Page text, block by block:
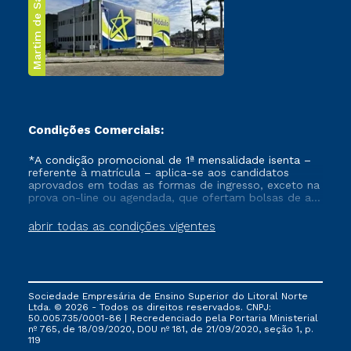
Martim de Sá
Condições Comerciais:
abrir todas as condições vigentes
*A condição promocional de 1ª mensalidade isenta –
referente à matrícula – aplica-se aos candidatos
aprovados em todas as formas de ingresso, exceto na
prova on-line ou agendada, que ofertam bolsas de até
vigente, que ainda não tenham efetivado e/ou não
tenham cancelado ou trancado sua matrícula em uma
via FIES, Prouni e outros programas governamentais, e
não se acumula com nenhuma outra campanha
ofertada pela Instituição.
Sociedade Empresária de Ensino Superior do Litoral Norte
Ltda. © 2026 - Todos os direitos reservados. CNPJ:
50.005.735/0001-86 | Recredenciado pela Portaria Ministerial
nº 765, de 18/09/2020, DOU nº 181, de 21/09/2020, seção 1, p.
119